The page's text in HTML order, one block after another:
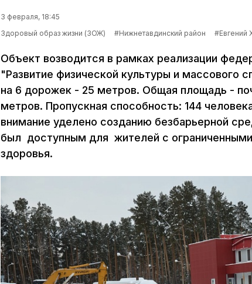
3 февраля, 18:45
Здоровый образ жизни (ЗОЖ)
#Нижнетавдинский район #Евгений
Объект возводится в рамках реализации
"Развитие физической культуры и массового
на 6 дорожек - 25 метров. Общая площадь -
метров. Пропускная способность: 144
внимание уделено созданию безбарьерной
был доступным для жителей с
здоровья.